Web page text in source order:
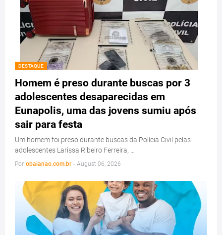
DESTAQUE
Homem é preso durante buscas por 3
adolescentes desaparecidas em
Eunapolis, uma das jovens sumiu após
sair para festa
Um homem foi preso durante buscas da Polícia Civil pelas
adolescentes Larissa Ribeiro Ferreira, …
Por obaianao.com.br - August 06, 2026